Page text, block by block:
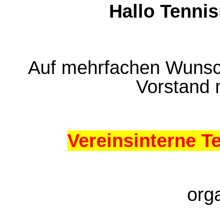
Hallo
Auf mehrfachen
Vorstand
Vereinsinterne